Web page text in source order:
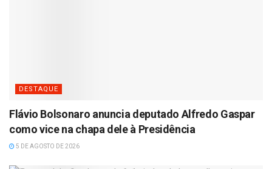
DESTAQUE
Flávio Bolsonaro anuncia deputado Alfredo Gaspar
como vice na chapa dele à Presidência
5 DE AGOSTO DE 2026